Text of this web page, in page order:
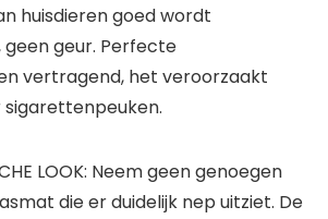
huisdieren goed wordt
geur. Perfecte
vertragend, het veroorzaakt
LOOK: Neem geen genoegen
die er duidelijk nep uitziet. De